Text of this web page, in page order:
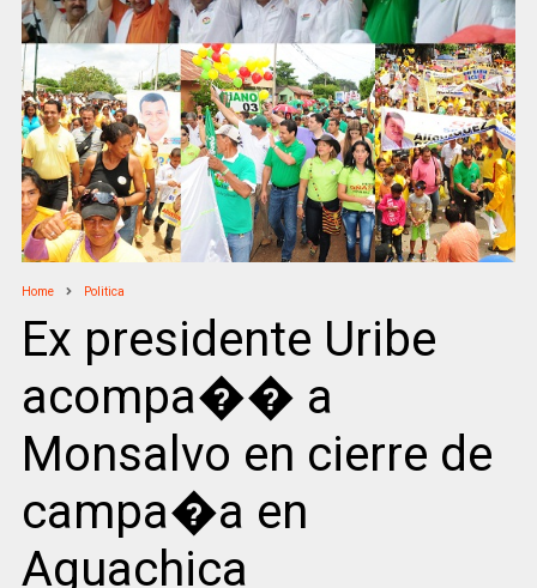
Home Politica
Ex presidente Uribe
acompa�� a
Monsalvo en cierre de
campa�a en
Aguachica